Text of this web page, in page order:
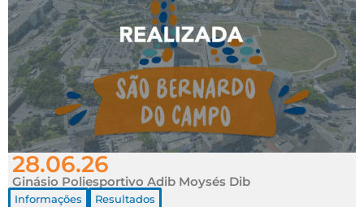
28.06.26
Ginásio Poliesportivo Adib Moysés Dib
Informações Resultados